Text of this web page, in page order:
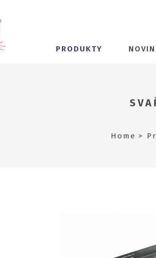
PRODUKTY
Home